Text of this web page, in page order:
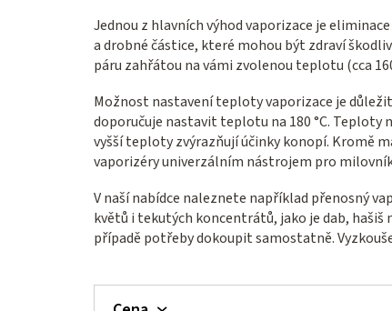
Jednou z hlavních výhod vaporizace je
a drobné částice, které mohou být zdraví
páru zahřátou na vámi zvolenou teplotu (cca
Možnost nastavení teploty vaporizace je
doporučuje nastavit teplotu na 180 °C.
vyšší teploty zvýrazňují účinky konopí. Kromě
vaporizéry univerzálním nástrojem pro
V naší nabídce naleznete například přenosný
květů i tekutých koncentrátů, jako je dab,
případě potřeby dokoupit samostatně.